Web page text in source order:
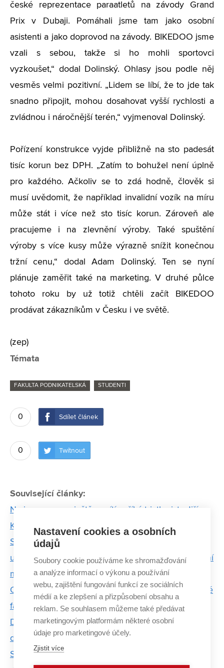
české reprezentace paraatletů na závody Grand
Prix v Dubaji. Pomáhali jsme tam jako osobní
asistenti a jako doprovod na závody. BIKEDOO jsme
vzali s sebou, takže si ho mohli sportovci
vyzkoušet,“ dodal Dolinský. Ohlasy jsou podle něj
vesměs velmi pozitivní. „Lidem se líbí, že to jde tak
snadno připojit, mohou dosahovat vyšší rychlosti a
zvládnou i náročnější terén,“ vyjmenoval Dolinský.
Pořízení konstrukce vyjde přibližně na sto padesát
tisíc korun bez DPH. „Zatím to bohužel není úplně
pro každého. Ačkoliv se to zdá hodně, člověk si
musí uvědomit, že například invalidní vozík na míru
může stát i více než sto tisíc korun. Zároveň ale
pracujeme i na zlevnění výroby. Také spuštění
výroby s více kusy může výrazně snížit konečnou
tržní cenu,“ dodal Adam Dolinský. Ten se nyní
plánuje zaměřit také na marketing. V druhé půlce
tohoto roku by už totiž chtěli začít BIKEDOO
prodávat zákazníkům v Česku i ve světě.
(zep)
Témata
FAKULTA PODNIKATELSKÁ STUDENTI
0 Sdílet článek
0 Twítnout
Související články:
Na ironmana se ještě necítím, říká triatlonista Jiří
Kalus
Studenti VUT a MUNI pracují s geneticky
upravenými bakteriemi. Projekt přihlásili do prestižní
mezinárodní soutěže
Od kabaretu k betonu. Tři studentky z podnikatelské
fakulty stojí za designovým nábytkem a doplňky
Dvacet let života jsem zapomněla, dostala jsem ale
druhou šanci – říká po mrtvici absolventka FP VUT
Se sportovní střelbou začala téměř v dospělosti,
Nastavení cookies a osobních
údajů
Soubory cookie používáme ke shromažďování
a analýze informací o výkonu a používání
webu, zajištění fungování funkcí ze sociálních
médií a ke zlepšení a přizpůsobení obsahu a
reklam. Se souhlasem můžeme také předávat
marketingovým platformám některé osobní
údaje pro marketingové účely.
Zjistit více